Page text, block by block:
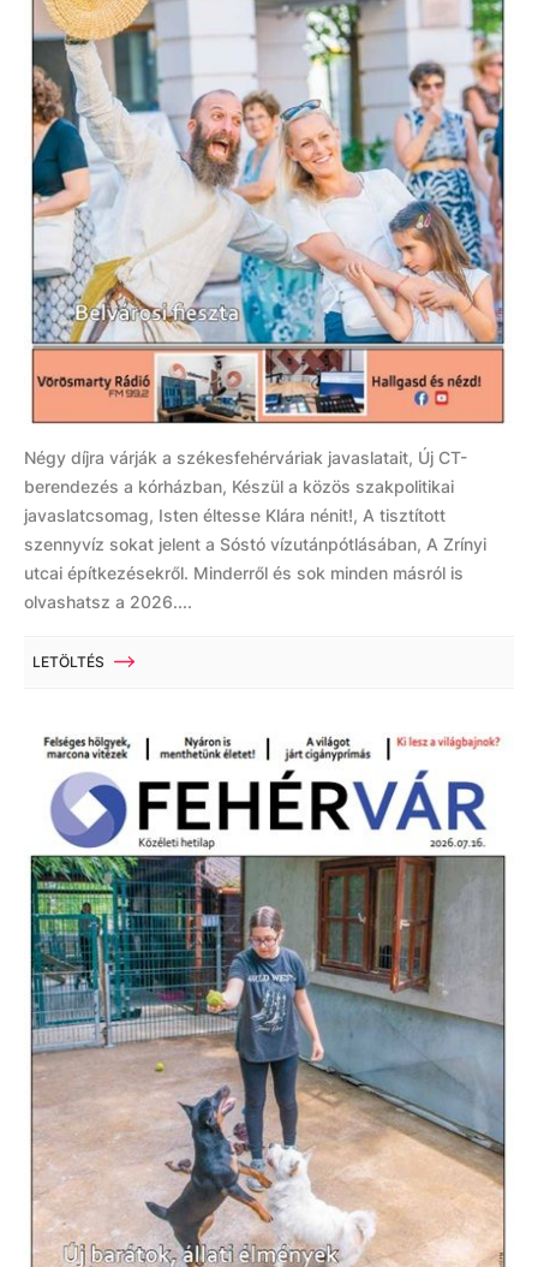
Négy díjra várják a székesfehérváriak javaslatait, Új CT-
berendezés a kórházban, Készül a közös szakpolitikai
javaslatcsomag, Isten éltesse Klára nénit!, A tisztított
szennyvíz sokat jelent a Sóstó vízutánpótlásában, A Zrínyi
utcai építkezésekről. Minderről és sok minden másról is
olvashatsz a 2026....
LETÖLTÉS